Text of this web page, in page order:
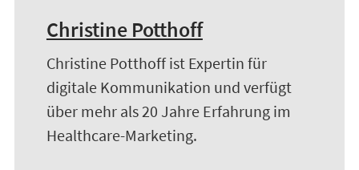
Christine Potthoff
Christine Potthoff ist Expertin für
digitale Kommunikation und verfügt
über mehr als 20 Jahre Erfahrung im
Healthcare-Marketing.